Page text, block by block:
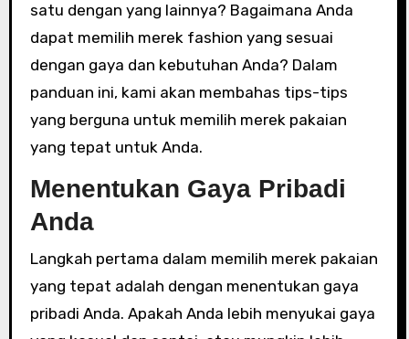
satu dengan yang lainnya? Bagaimana Anda
dapat memilih merek fashion yang sesuai
dengan gaya dan kebutuhan Anda? Dalam
panduan ini, kami akan membahas tips-tips
yang berguna untuk memilih merek pakaian
yang tepat untuk Anda.
Menentukan Gaya Pribadi
Anda
Langkah pertama dalam memilih merek pakaian
yang tepat adalah dengan menentukan gaya
pribadi Anda. Apakah Anda lebih menyukai gaya